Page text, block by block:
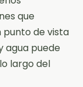
que
punto de vista
agua puede
largo del